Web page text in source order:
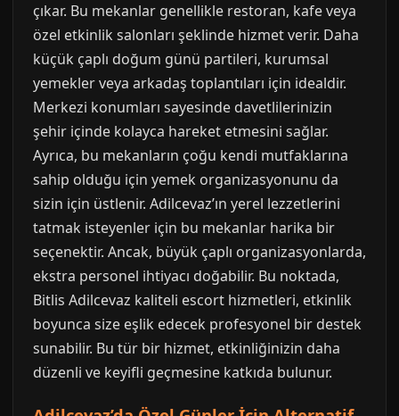
çıkar. Bu mekanlar genellikle restoran, kafe veya
özel etkinlik salonları şeklinde hizmet verir. Daha
küçük çaplı doğum günü partileri, kurumsal
yemekler veya arkadaş toplantıları için idealdir.
Merkezi konumları sayesinde davetlilerinizin
şehir içinde kolayca hareket etmesini sağlar.
Ayrıca, bu mekanların çoğu kendi mutfaklarına
sahip olduğu için yemek organizasyonunu da
sizin için üstlenir. Adilcevaz’ın yerel lezzetlerini
tatmak isteyenler için bu mekanlar harika bir
seçenektir. Ancak, büyük çaplı organizasyonlarda,
ekstra personel ihtiyacı doğabilir. Bu noktada,
Bitlis Adilcevaz kaliteli escort hizmetleri, etkinlik
boyunca size eşlik edecek profesyonel bir destek
sunabilir. Bu tür bir hizmet, etkinliğinizin daha
düzenli ve keyifli geçmesine katkıda bulunur.